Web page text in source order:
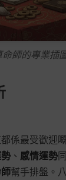
命師的專業插
係最受歡迎
、 感情運勢
幫手排盤。